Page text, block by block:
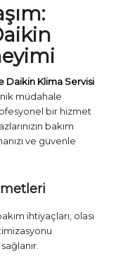
Daikin Klima Servisi
müdahale
bir hizmet
bakım
ve güvenle
ihtiyaçları, olası